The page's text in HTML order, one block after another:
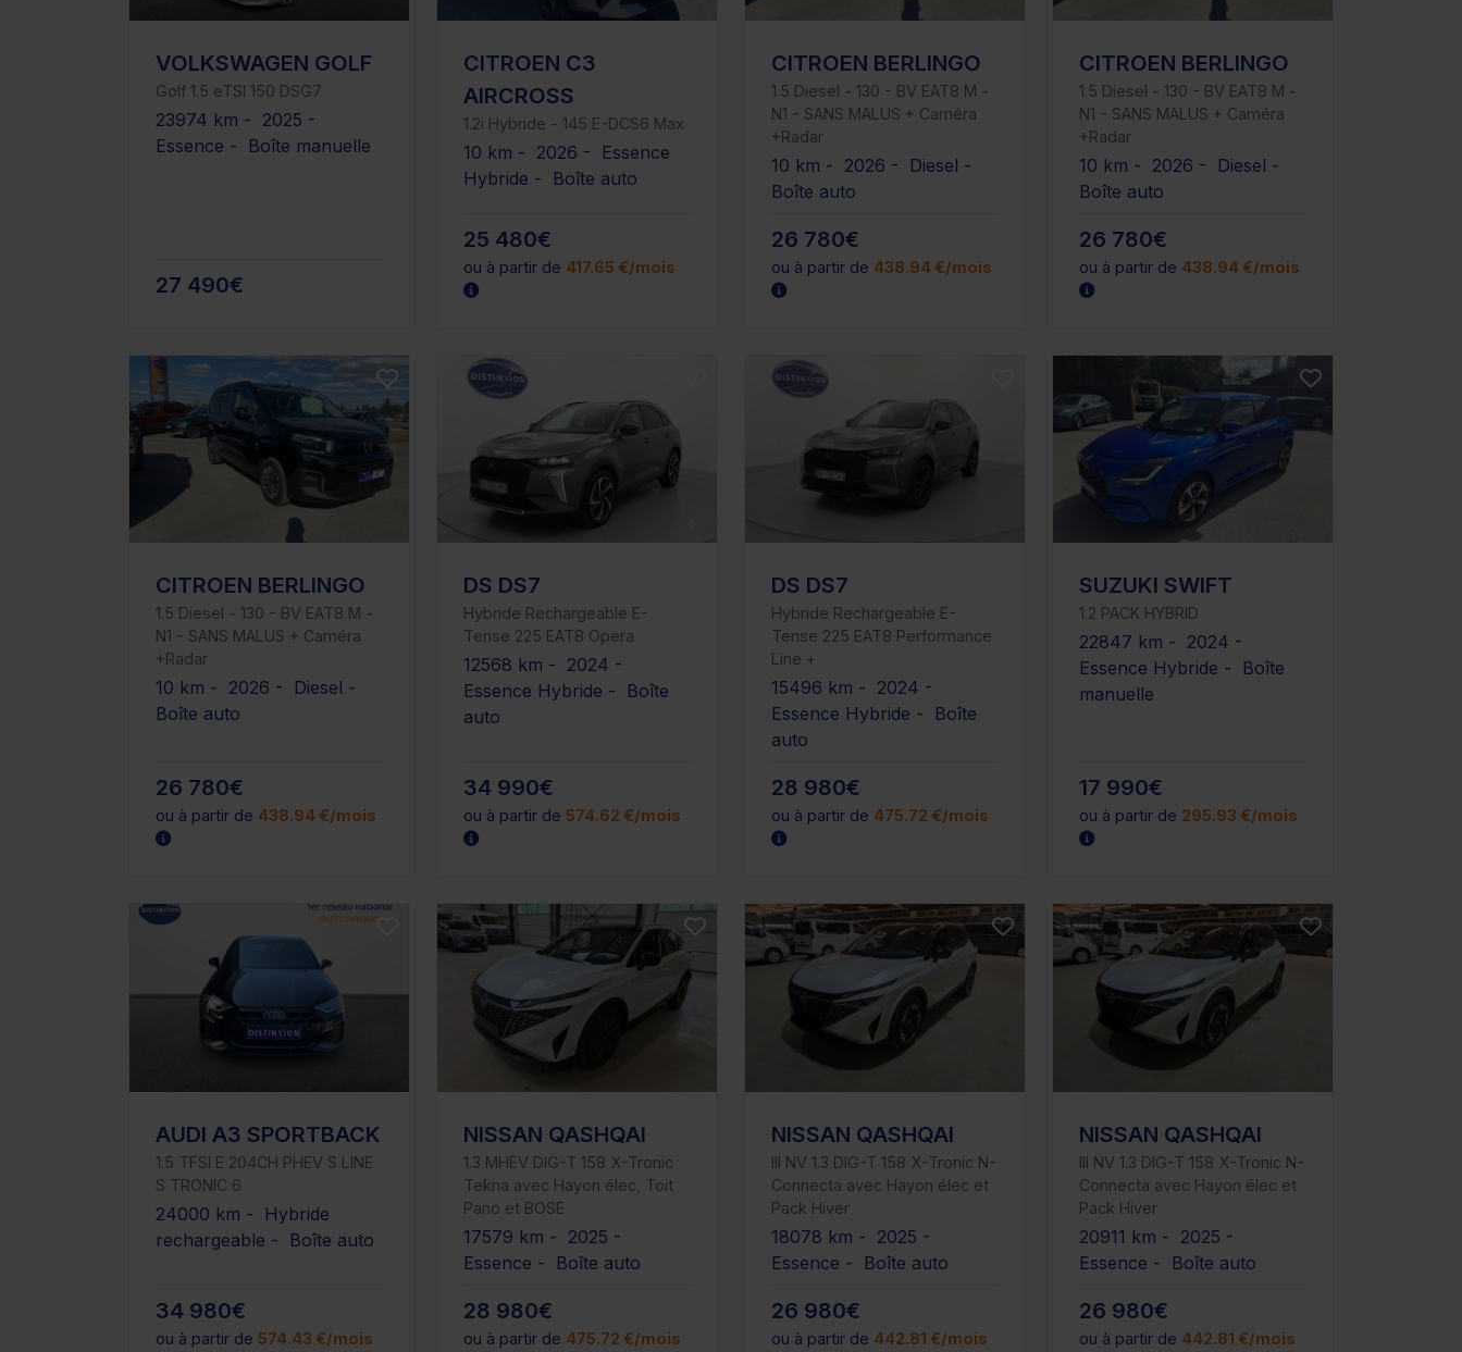
VOLKSWAGEN GOLF
Golf 1.5 eTSI 150 DSG7
23974 km - 2025 -
Essence - Boîte manuelle
27 490€
CITROEN C3
AIRCROSS
1.2i Hybride - 145 E-DCS6 Max
10 km - 2026 - Essence
Hybride - Boîte auto
25 480€
ou à partir de 417.65 €/mois
CITROEN BERLINGO
1.5 Diesel - 130 - BV EAT8 M -
N1 - SANS MALUS + Caméra
+Radar
10 km - 2026 - Diesel -
Boîte auto
26 780€
ou à partir de 438.94 €/mois
CITROEN BERLINGO
1.5 Diesel - 130 - BV EAT8 M -
N1 - SANS MALUS + Caméra
+Radar
10 km - 2026 - Diesel -
Boîte auto
26 780€
ou à partir de 438.94 €/mois
CITROEN BERLINGO
1.5 Diesel - 130 - BV EAT8 M -
N1 - SANS MALUS + Caméra
+Radar
10 km - 2026 - Diesel -
Boîte auto
26 780€
ou à partir de 438.94 €/mois
DS DS7
Hybride Rechargeable E-
Tense 225 EAT8 Opera
12568 km - 2024 -
Essence Hybride - Boîte
auto
34 990€
ou à partir de 574.62 €/mois
DS DS7
Hybride Rechargeable E-
Tense 225 EAT8 Performance
Line +
15496 km - 2024 -
Essence Hybride - Boîte
auto
28 980€
ou à partir de 475.72 €/mois
SUZUKI SWIFT
1.2 PACK HYBRID
22847 km - 2024 -
Essence Hybride - Boîte
manuelle
17 990€
ou à partir de 295.93 €/mois
AUDI A3 SPORTBACK
1.5 TFSI E 204CH PHEV S LINE
S TRONIC 6
24000 km - Hybride
rechargeable - Boîte auto
34 980€
ou à partir de 574.43 €/mois
NISSAN QASHQAI
1.3 MHEV DIG-T 158 X-Tronic
Tekna avec Hayon élec, Toit
Pano et BOSE
17579 km - 2025 -
Essence - Boîte auto
28 980€
ou à partir de 475.72 €/mois
NISSAN QASHQAI
III NV 1.3 DIG-T 158 X-Tronic N-
Connecta avec Hayon élec et
Pack Hiver
18078 km - 2025 -
Essence - Boîte auto
26 980€
ou à partir de 442.81 €/mois
NISSAN QASHQAI
III NV 1.3 DIG-T 158 X-Tronic N-
Connecta avec Hayon élec et
Pack Hiver
20911 km - 2025 -
Essence - Boîte auto
26 980€
ou à partir de 442.81 €/mois